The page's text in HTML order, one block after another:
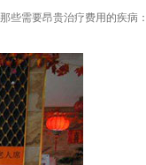
需要昂贵治疗费用的疾病